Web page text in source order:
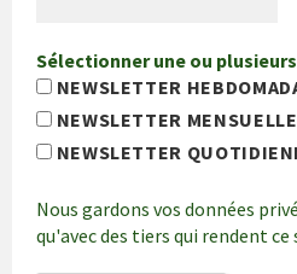
Sélectionner une ou
NEWSLETTER
NEWSLETTER MENSUELLE
NEWSLETTER
Nous gardons vos données
qu'avec des tiers qui rendent ce